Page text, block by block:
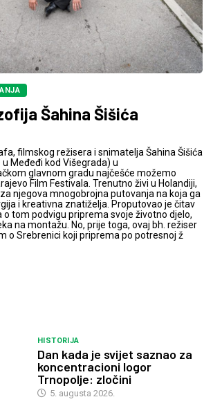
Šahina Šišića
filmskog režisera i snimatelja Šahina Šišića
Međeđi kod Višegrada) u
glavnom gradu najčešće možemo
Film Festivala. Trenutno živi u Holandiji,
njegova mnogobrojna putovanja na koja ga
i kreativna znatiželja. Proputovao je čitav
tom podvigu priprema svoje životno djelo,
na montažu. No, prije toga, ovaj bh. režiser
o Srebrenici koji priprema po potresnoj ž
HISTORIJA
Dan kada je svijet saznao za
koncentracioni logor
Trnopolje: zločini
5. augusta 2026.